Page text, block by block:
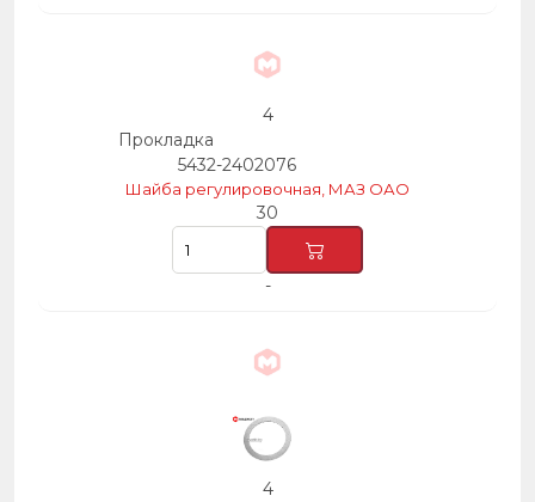
4
Прокладка
5432-2402076
Шайба регулировочная, МАЗ ОАО
30
-
4